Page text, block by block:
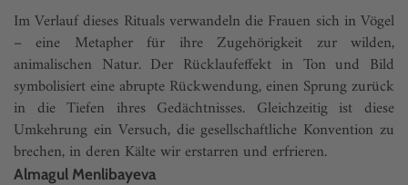
Im Verlauf dieses Rituals verwandeln die Frauen sich in Vögel
– eine Metapher für ihre Zugehörigkeit zur wilden,
animalischen Natur. Der Rücklaufeffekt in Ton und Bild
symbolisiert eine abrupte Rückwendung, einen Sprung zurück
in die Tiefen ihres Gedächtnisses. Gleichzeitig ist diese
Umkehrung ein Versuch, die gesellschaftliche Konvention zu
brechen, in deren Kälte wir erstarren und erfrieren.
Almagul Menlibayeva